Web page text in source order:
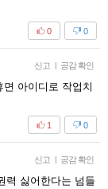
0
0
신고 공감 확인
아이디로 작업치
0
1
신고 공감 확인
력 싫어한다는 넘들